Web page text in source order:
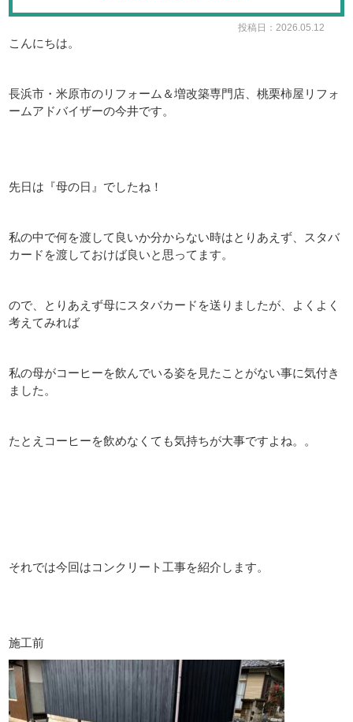
投稿日：2026.05.12
こんにちは。
長浜市・米原市のリフォーム＆増改築専門店、桃栗柿屋リフォ
ームアドバイザーの今井です。
先日は『母の日』でしたね！
私の中で何を渡して良いか分からない時はとりあえず、スタバ
カードを渡しておけば良いと思ってます。
ので、とりあえず母にスタバカードを送りましたが、よくよく
考えてみれば
私の母がコーヒーを飲んでいる姿を見たことがない事に気付き
ました。
たとえコーヒーを飲めなくても気持ちが大事ですよね。。
それでは今回はコンクリート工事を紹介します。
施工前